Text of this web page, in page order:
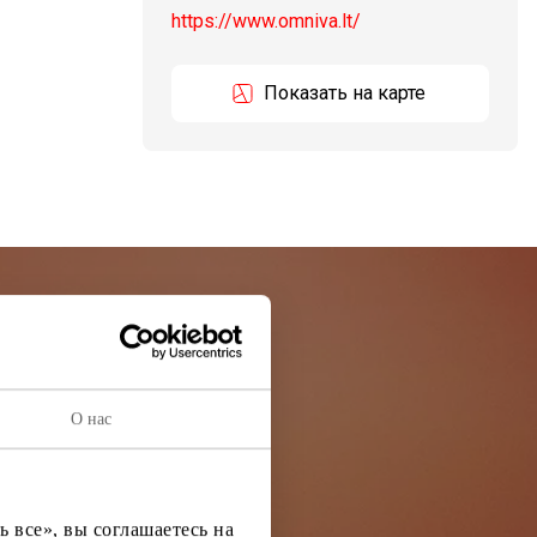
О нас
все», вы соглашаетесь на
https://www.omniva.lt/
Показать на карте
информации